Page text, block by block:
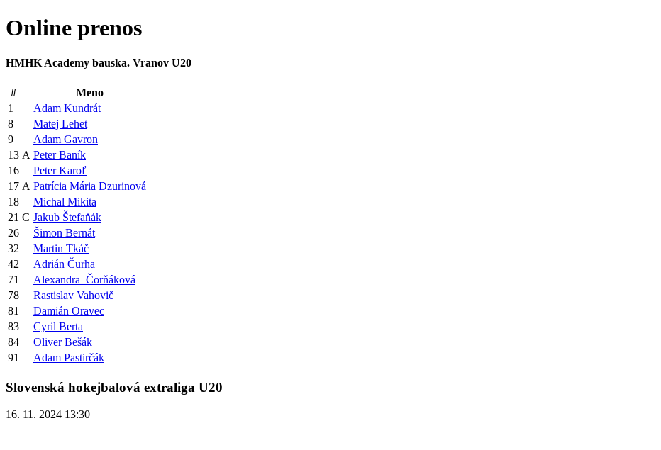
Online prenos
HMHK Academy bauska. Vranov U20
#
Meno
1
Adam Kundrát
8
Matej Lehet
9
Adam Gavron
13 A Peter Baník
16
Peter Karoľ
17 A Patrícia Mária Dzurinová
18
Michal Mikita
21 C Jakub Štefaňák
26
Šimon Bernát
32
Martin Tkáč
42
Adrián Čurha
71
Alexandra Čorňáková
78
Rastislav Vahovič
81
Damián Oravec
83
Cyril Berta
84
Oliver Bešák
91
Adam Pastirčák
Slovenská hokejbalová extraliga U20
16. 11. 2024 13:30